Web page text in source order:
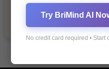
Try BriMind AI
No credit card required • Start